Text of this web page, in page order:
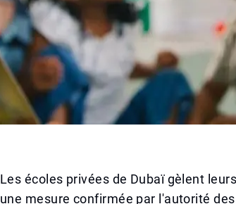
Les écoles privées de Dubaï gèlent
une mesure confirmée par l'autorité